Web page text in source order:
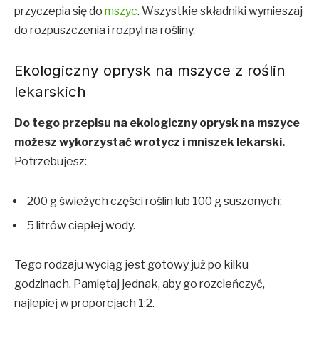
przyczepia się do mszyc. Wszystkie składniki wymieszaj
do rozpuszczenia i rozpyl na rośliny.
Ekologiczny oprysk na mszyce z roślin
lekarskich
Do tego przepisu na ekologiczny oprysk na mszyce
możesz wykorzystać wrotycz i mniszek lekarski.
Potrzebujesz:
200 g świeżych części roślin lub 100 g suszonych;
5 litrów ciepłej wody.
Tego rodzaju wyciąg jest gotowy już po kilku
godzinach. Pamiętaj jednak, aby go rozcieńczyć,
najlepiej w proporcjach 1:2.